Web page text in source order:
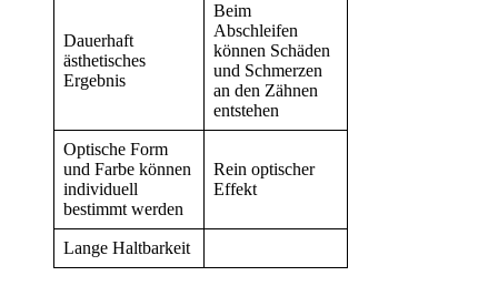
Dauerhaft
ästhetisches
Ergebnis
Beim
Abschleifen
können Schäden
und Schmerzen
an den Zähnen
entstehen
Optische Form
und Farbe können
individuell
bestimmt werden
Rein optischer
Effekt
Lange Haltbarkeit